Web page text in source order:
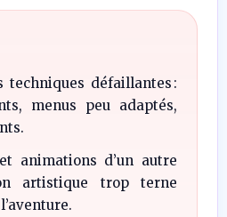
techniques défaillantes :
menus peu adaptés,
animations d’un autre
artistique trop terne